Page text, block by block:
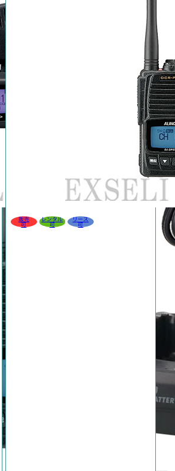
販売
可
レンタル
可
リース
可